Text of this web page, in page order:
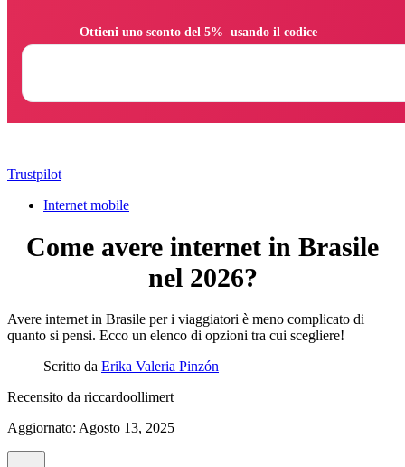
Trustpilot
Internet mobile
Come avere internet in Brasile
nel 2026?
Avere internet in Brasile per i viaggiatori è meno complicato di
quanto si pensi. Ecco un elenco di opzioni tra cui scegliere!
Scritto da Erika Valeria Pinzón
Recensito da riccardoollimert
Aggiornato: Agosto 13, 2025